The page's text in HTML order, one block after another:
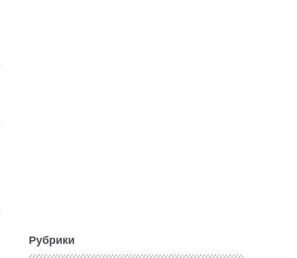
Рубрики